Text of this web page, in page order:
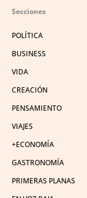
Secciones
POLÍTICA
BUSINESS
VIDA
CREACIÓN
PENSAMIENTO
VIAJES
+ECONOMÍA
GASTRONOMÍA
PRIMERAS PLANAS